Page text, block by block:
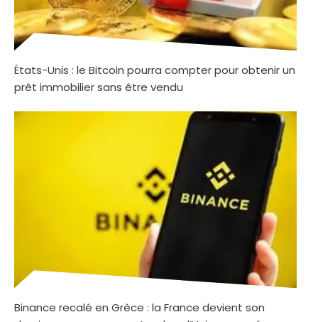
États-Unis : le Bitcoin pourra compter pour obtenir un
prêt immobilier sans être vendu
Binance recalé en Grèce : la France devient son